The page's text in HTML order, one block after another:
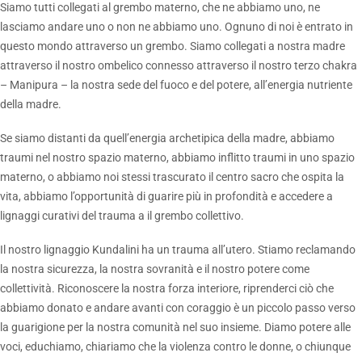
Siamo tutti collegati al grembo materno, che ne abbiamo uno, ne
lasciamo andare uno o non ne abbiamo uno. Ognuno di noi è entrato in
questo mondo attraverso un grembo. Siamo collegati a nostra madre
attraverso il nostro ombelico connesso attraverso il nostro terzo chakra
– Manipura – la nostra sede del fuoco e del potere, all’energia nutriente
della madre.
Se siamo distanti da quell’energia archetipica della madre, abbiamo
traumi nel nostro spazio materno, abbiamo inflitto traumi in uno spazio
materno, o abbiamo noi stessi trascurato il centro sacro che ospita la
vita, abbiamo l’opportunità di guarire più in profondità e accedere a
lignaggi curativi del trauma a il grembo collettivo.
Il nostro lignaggio Kundalini ha un trauma all’utero. Stiamo reclamando
la nostra sicurezza, la nostra sovranità e il nostro potere come
collettività. Riconoscere la nostra forza interiore, riprenderci ciò che
abbiamo donato e andare avanti con coraggio è un piccolo passo verso
la guarigione per la nostra comunità nel suo insieme. Diamo potere alle
voci, educhiamo, chiariamo che la violenza contro le donne, o chiunque